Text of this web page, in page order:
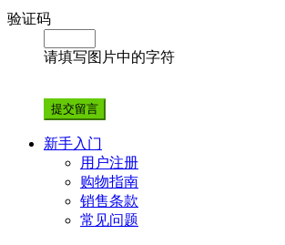
验证码
请填写图片中的字符
新手入门
用户注册
购物指南
销售条款
常见问题